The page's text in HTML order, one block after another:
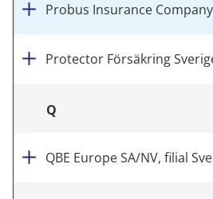
Probus Insurance Company
Protector Försäkring
Q
QBE Europe SA/NV, filial